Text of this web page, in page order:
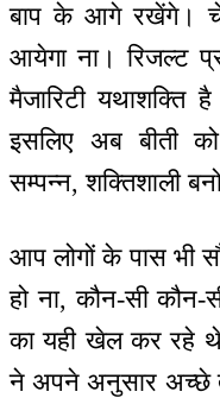
बाप के आगे रखेंगे।
आयेगा ना। रिजल्ट
मैजारिटी यथाशक्ति
इसलिए अब बीती
सम्पन्न, शक्तिशाली
आप लोगों के पास भी
हो ना, कौन-सी कौन-
का यही खेल कर रहे
ने अपने अनुसार अच्छे